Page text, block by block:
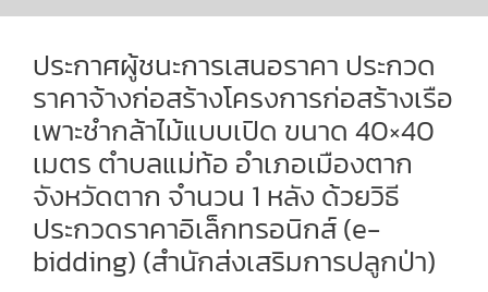
ประกาศผู้ชนะการเสนอราคา ประกวด
ราคาจ้างก่อสร้างโครงการก่อสร้างเรือ
เพาะชำกล้าไม้แบบเปิด ขนาด 40×40
เมตร ตำบลแม่ท้อ อำเภอเมืองตาก
จังหวัดตาก จำนวน 1 หลัง ด้วยวิธี
ประกวดราคาอิเล็กทรอนิกส์ (e-
bidding) (สำนักส่งเสริมการปลูกป่า)